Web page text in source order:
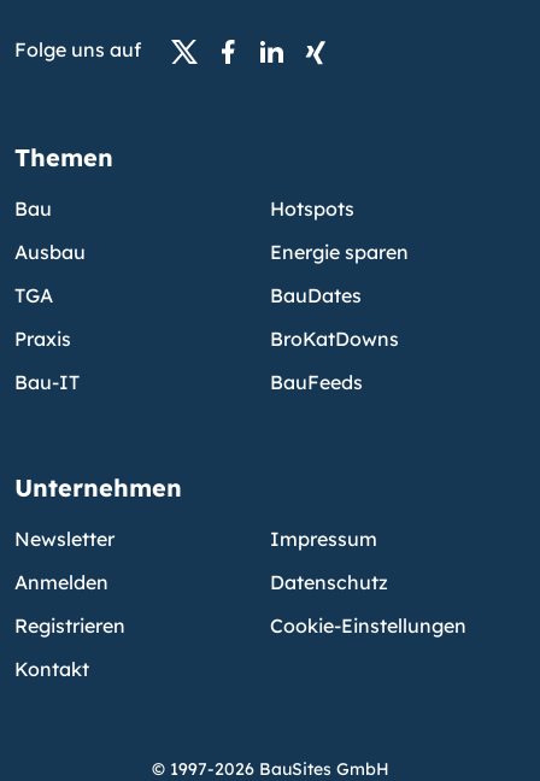
Folge uns auf
Themen
Bau
Ausbau
TGA
Praxis
Bau-IT
Hotspots
Energie sparen
BauDates
BroKatDowns
BauFeeds
Unternehmen
Newsletter
Anmelden
Registrieren
Kontakt
Impressum
Datenschutz
Cookie-Einstellungen
© 1997-2026 BauSites GmbH